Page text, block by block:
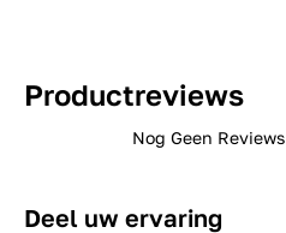
Productreviews
Nog Geen Reviews
Deel uw ervaring